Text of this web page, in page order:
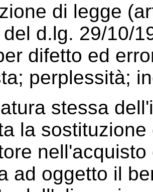
di legge
d.lg. 29/10/
difetto ed
perplessità;
stessa
la
ad oggetto il